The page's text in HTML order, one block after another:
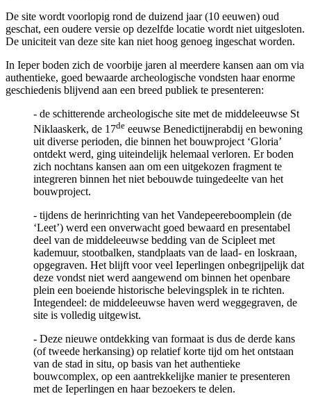
De site wordt voorlopig rond de duizend jaar (10 eeuwen) oud
geschat, een oudere versie op dezelfde locatie wordt niet uitgesloten.
De uniciteit van deze site kan niet hoog genoeg ingeschat worden.
In Ieper boden zich de voorbije jaren al meerdere kansen aan om via
authentieke, goed bewaarde archeologische vondsten haar enorme
geschiedenis blijvend aan een breed publiek te presenteren:
- de schitterende archeologische site met de middeleeuwse St
Niklaaskerk, de 17de eeuwse Benedictijnerabdij en bewoning
uit diverse perioden, die binnen het bouwproject ‘Gloria’
ontdekt werd, ging uiteindelijk helemaal verloren. Er boden
zich nochtans kansen aan om een uitgekozen fragment te
integreren binnen het niet bebouwde tuingedeelte van het
bouwproject.
- tijdens de herinrichting van het Vandepeereboomplein (de
‘Leet’) werd een onverwacht goed bewaard en presentabel
deel van de middeleeuwse bedding van de Scipleet met
kademuur, stootbalken, standplaats van de laad- en loskraan,
opgegraven. Het blijft voor veel Ieperlingen onbegrijpelijk dat
deze vondst niet werd aangewend om binnen het openbare
plein een boeiende historische belevingsplek in te richten.
Integendeel: de middeleeuwse haven werd weggegraven, de
site is volledig uitgewist.
- Deze nieuwe ontdekking van formaat is dus de derde kans
(of tweede herkansing) op relatief korte tijd om het ontstaan
van de stad in situ, op basis van het authentieke
bouwcomplex, op een aantrekkelijke manier te presenteren
met de Ieperlingen en haar bezoekers te delen.